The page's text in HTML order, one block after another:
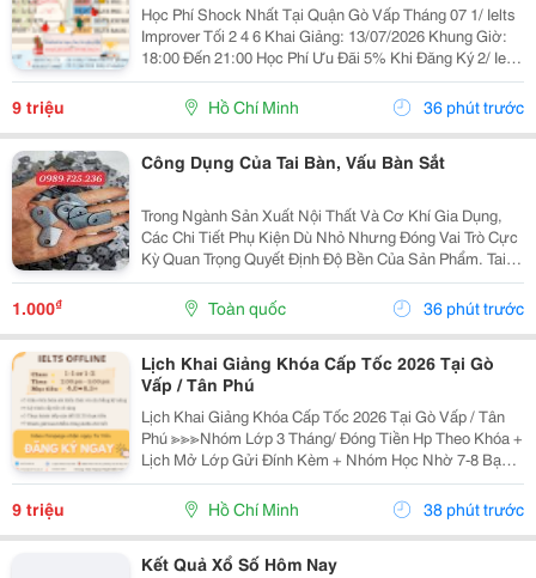
Học Phí Shock Nhất Tại Quận Gò Vấp Tháng 07 1/ Ielts
Improver Tối 2 4 6 Khai Giảng: 13/07/2026 Khung Giờ:
18:00 Đến 21:00 Học Phí Ưu Đãi 5% Khi Đăng Ký 2/ Ielts
Basic Tối 3 5 7 Khai Giảng: 07//07/2026 Khung Giờ:
18:00 Đến 21:00 ...
9 triệu Hồ Chí Minh 36 phút trước
Công Dụng Của Tai Bàn, Vấu Bàn Sắt
Trong Ngành Sản Xuất Nội Thất Và Cơ Khí Gia Dụng,
Các Chi Tiết Phụ Kiện Dù Nhỏ Nhưng Đóng Vai Trò Cực
Kỳ Quan Trọng Quyết Định Độ Bền Của Sản Phẩm. Tai
Bàn Sắt (Hay Còn Gọi Là Tai Sắt Cho Bàn Ghế, Vấu Bàn
Sắt, Tai Khóa, Tai Khóa Sắt ) Chính Là Một...
1.000₫ Toàn quốc 36 phút trước
Lịch Khai Giảng Khóa Cấp Tốc 2026 Tại Gò
Vấp / Tân Phú
Lịch Khai Giảng Khóa Cấp Tốc 2026 Tại Gò Vấp / Tân
Phú ≫≫≫Nhóm Lớp 3 Tháng/ Đóng Tiền Hp Theo Khóa +
Lịch Mở Lớp Gửi Đính Kèm + Nhóm Học Nhờ 7-8 Bạn/
Lớp + Giáo Trình Ielts Có Band Điểm Lộ Trình, Sách
Nước Ngoài Bám Sát + Chia Đều 4 Kỹ...
9 triệu Hồ Chí Minh 38 phút trước
Kết Quả Xổ Số Hôm Nay